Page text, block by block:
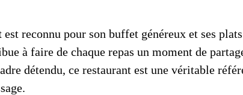
est reconnu pour son buffet généreux et ses
à faire de chaque repas un moment de
détendu, ce restaurant est une véritable